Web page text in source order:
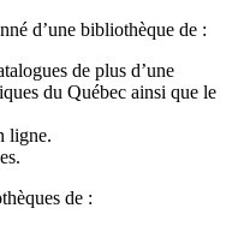
d’une bibliothèque de :
de plus d’une
du Québec ainsi que le
ligne.
de :